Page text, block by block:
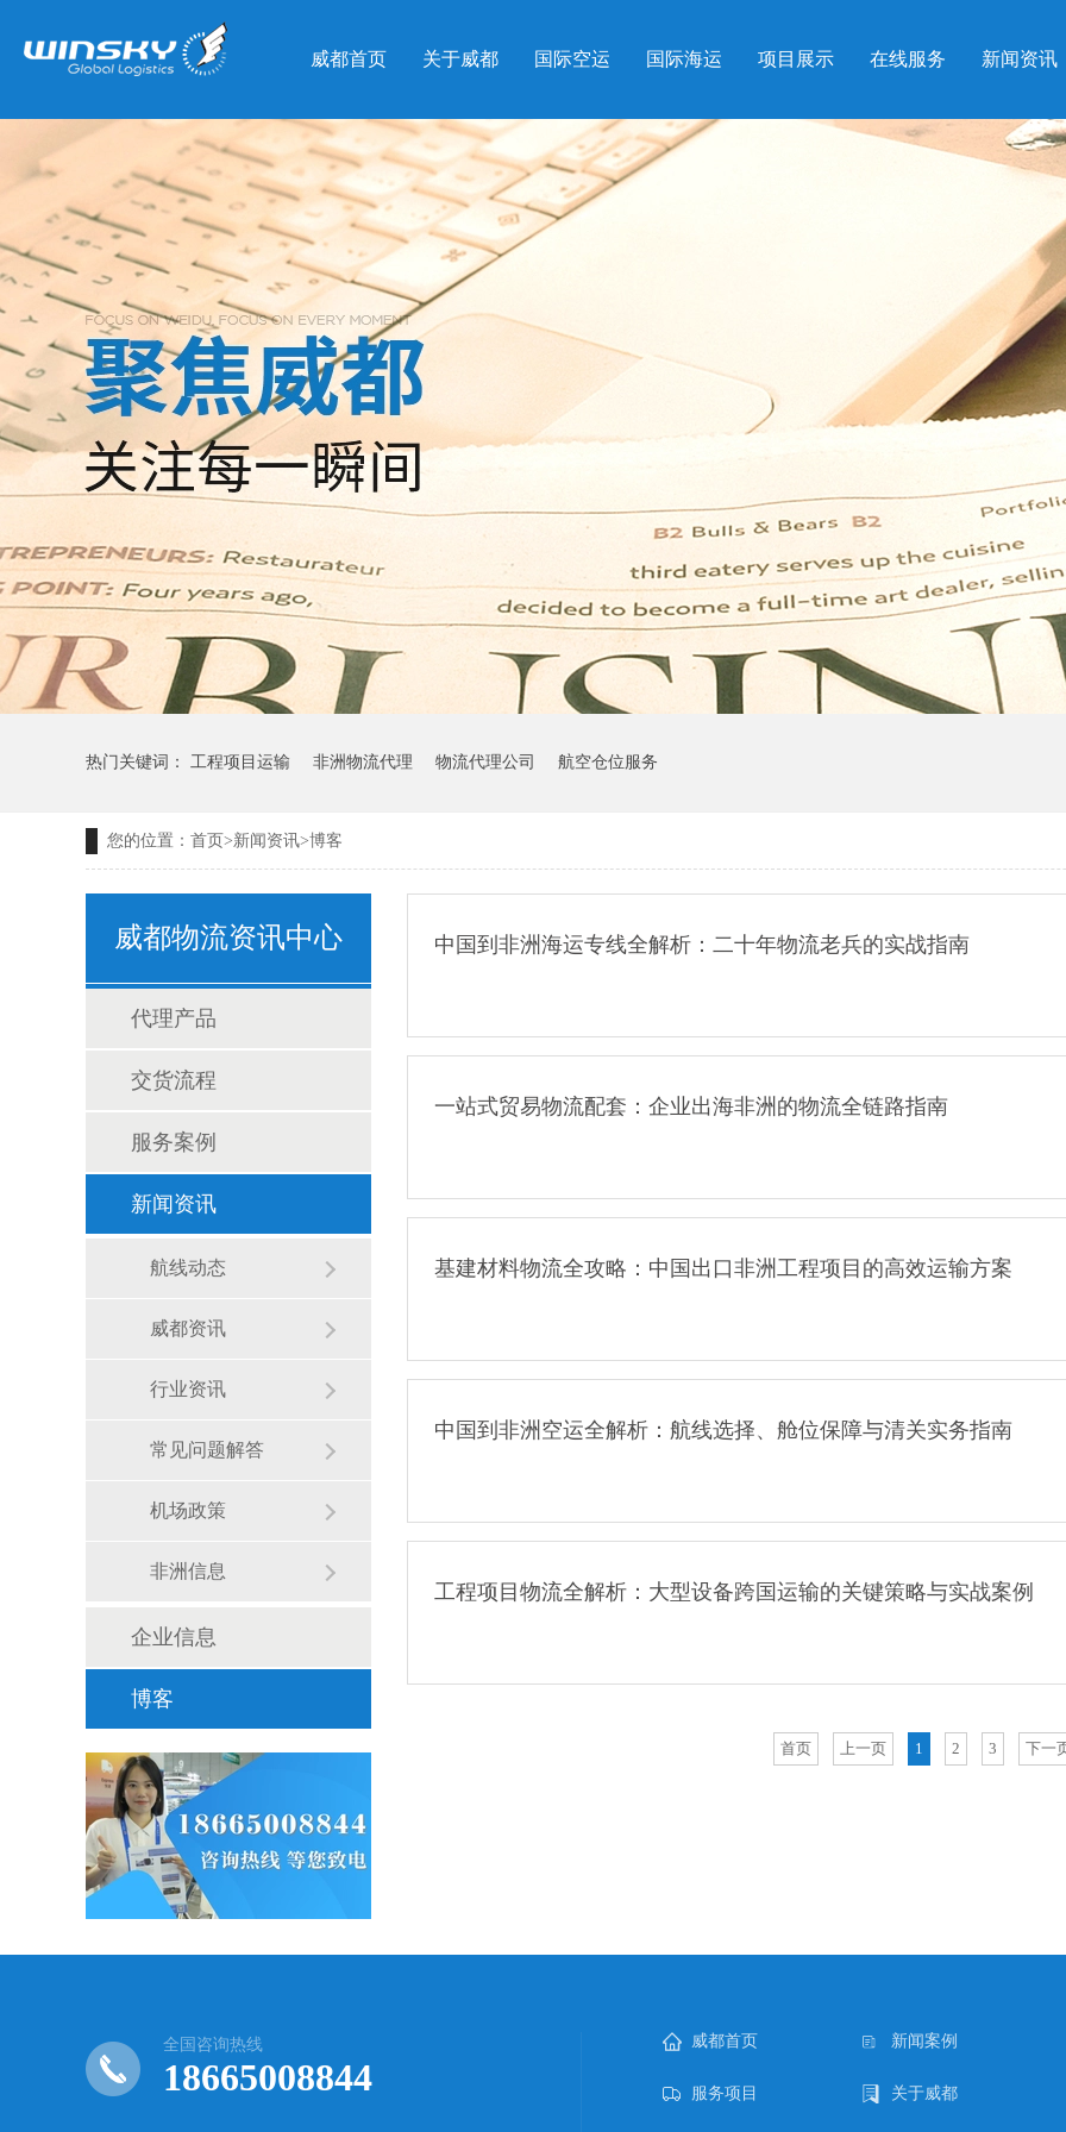
威都首页 关于威都 国际空运 国际海运 项目展示 在线服务 新闻资讯
热门关键词： 工程项目运输 非洲物流代理 物流代理公司 航空仓位服务
您的位置： 首页>新闻资讯>博客
威都物流资讯中心
代理产品
交货流程
服务案例
新闻资讯
航线动态
威都资讯
行业资讯
常见问题解答
机场政策
非洲信息
企业信息
博客
中国到非洲海运专线全解析：二十年物流老兵的实战指南
一站式贸易物流配套：企业出海非洲的物流全链路指南
基建材料物流全攻略：中国出口非洲工程项目的高效运输方案
中国到非洲空运全解析：航线选择、舱位保障与清关实务指南
工程项目物流全解析：大型设备跨国运输的关键策略与实战案例
首页 上一页 1 2 3 下一
全国咨询热线
18665008844
威都首页 新闻案例
服务项目 关于威都